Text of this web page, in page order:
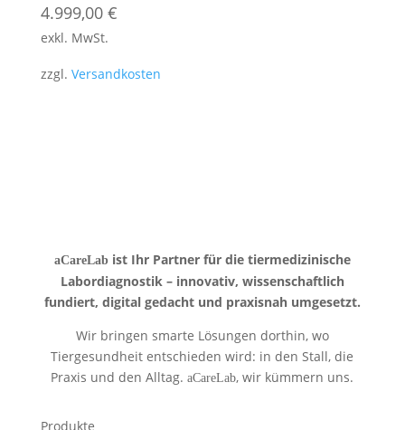
4.999,00€
exkl. MwSt.
zzgl.Versandkosten
aCareLabist Ihr Partner für die tiermedizinische
Labordiagnostik – innovativ, wissenschaftlich
fundiert, digital gedacht und praxisnah umgesetzt.
Wir bringen smarte Lösungen dorthin, wo
Tiergesundheit entschieden wird: in den Stall, die
Praxis und den Alltag.aCareLab, wir kümmern uns.
Produkte